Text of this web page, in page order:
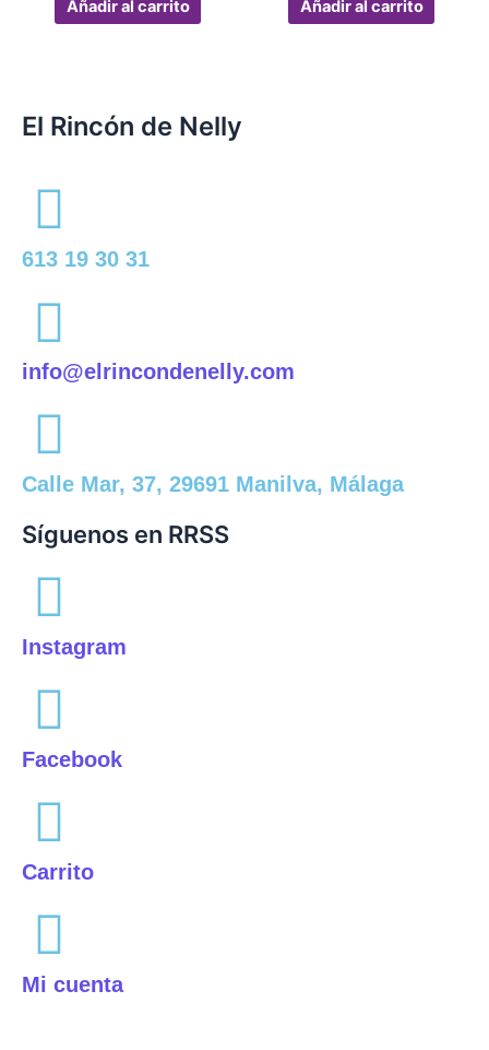
Añadir al carrito Añadir al carrito
El Rincón de Nelly
613 19 30 31
info@elrincondenelly.com
Calle Mar, 37, 29691 Manilva, Málaga
Síguenos en RRSS
Instagram
Facebook
Carrito
Mi cuenta